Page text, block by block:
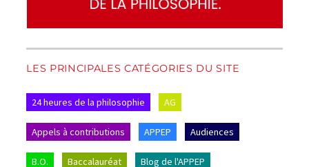
LES PRINCIPALES CATÉGORIES DU SITE
24 heures de la philosophie AG
Appels à contributions APPEP Audiences
B.O. Baccalauréat Blog de l'APPEP